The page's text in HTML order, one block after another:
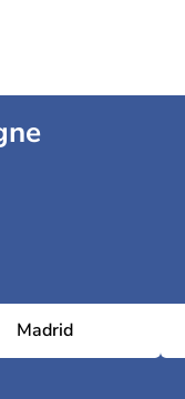
Madrid